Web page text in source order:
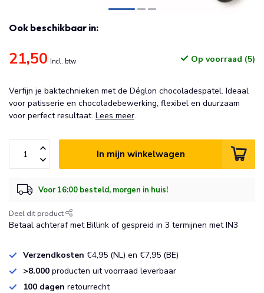
Ook beschikbaar in:
21,50 Incl. btw Op voorraad (5)
Verfijn je baktechnieken met de Déglon chocoladespatel. Ideaal
voor patisserie en chocoladebewerking, flexibel en duurzaam
voor perfect resultaat. Lees meer.
In mijn winkelwagen
Voor 16:00 besteld, morgen in huis!
Deel dit product
Betaal achteraf met Billink of gespreid in 3 termijnen met IN3
Verzendkosten €4,95 (NL) en €7,95 (BE)
>8.000 producten uit voorraad leverbaar
100 dagen retourrecht